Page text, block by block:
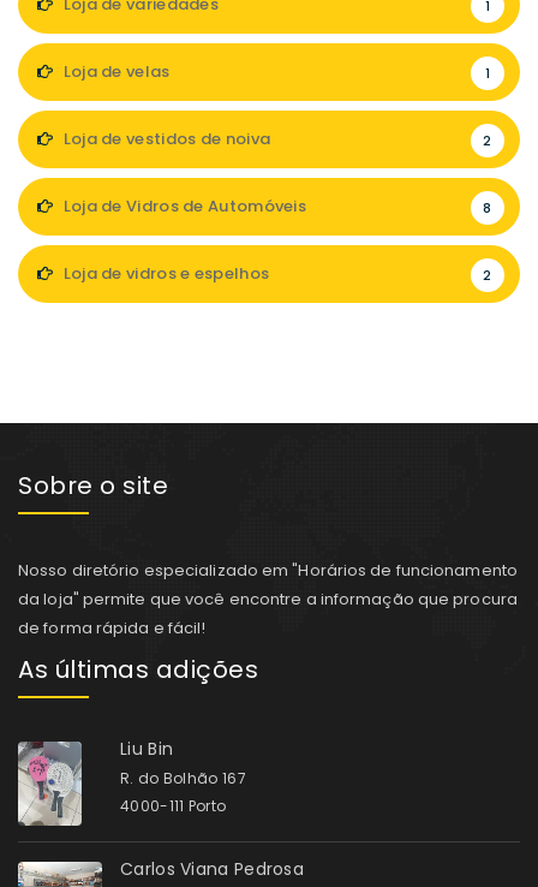
Loja de variedades 1
Loja de velas 1
Loja de vestidos de noiva 2
Loja de Vidros de Automóveis 8
Loja de vidros e espelhos 2
Sobre o site
Nosso diretório especializado em "Horários de funcionamento
da loja" permite que você encontre a informação que procura
de forma rápida e fácil!
As últimas adições
Liu Bin
R. do Bolhão 167
4000-111 Porto
Carlos Viana Pedrosa